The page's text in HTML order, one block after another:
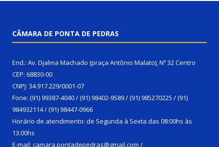
CÂMARA DE PONTA DE PEDRAS
End.: Av. Djalma Machado (praça Antônio Malato), Nº 32 Centro
CEP: 68830-00
CNPJ: 34.917.229/0001-07
Fone: (91) 99387-4040 / (91) 98402-9589 / (91) 985270225 / (91)
984932114 / (91) 98447-0966
Horário de atendimento: de Segunda à Sexta das 08:00hs às
13:00hs
E-mail: camara.pontadepedras@gmail.com /